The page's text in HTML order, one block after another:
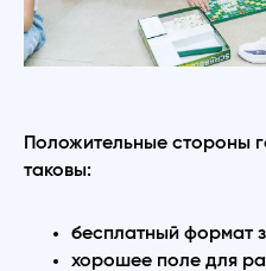
Положительные стороны
таковы:
бесплатный формат
хорошее поле для